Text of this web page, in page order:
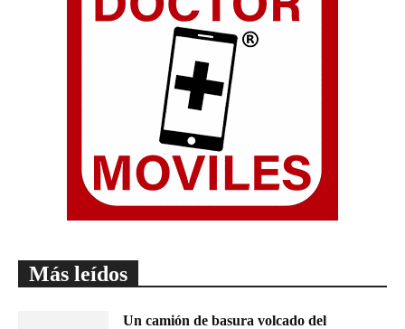
Más leídos
Un camión de basura volcado del